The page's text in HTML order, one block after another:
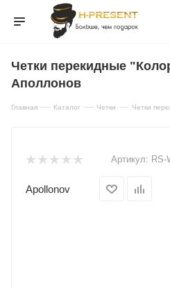
Четки перекидные
Аполлонов
Главная — Каталог — Четки — Четки
Артикул: RS-
Apollonov